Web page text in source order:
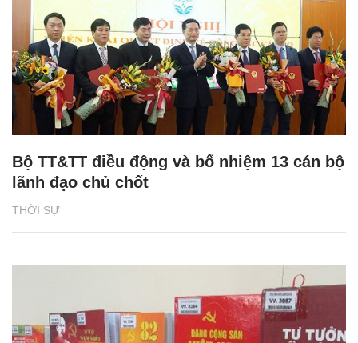
THỜI SỰ
Bộ TT&TT điều động và bổ nhiệm 13 cán bộ
lãnh đạo chủ chốt